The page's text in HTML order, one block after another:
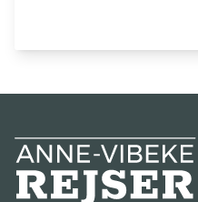
Anne-Vibeke Rejser